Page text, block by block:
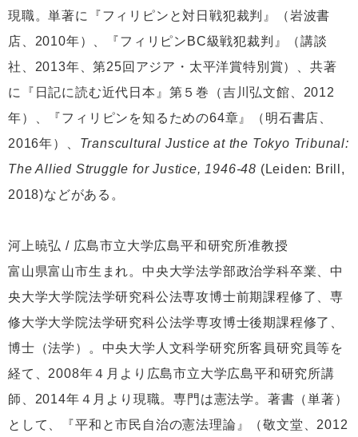
現職。単著に『フィリピンと対日戦犯裁判』（岩波書
店、2010年）、『フィリピンBC級戦犯裁判』（講談
社、2013年、第25回アジア・太平洋賞特別賞）、共著
に『日記に読む近代日本』第５巻（吉川弘文館、2012
年）、『フィリピンを知るための64章』（明石書店、
2016年）、 Transcultural Justice at the Tokyo Tribunal:
The Allied Struggle for Justice, 1946-48 (Leiden: Brill,
2018)などがある。
河上暁弘 / 広島市立大学広島平和研究所准教授
富山県富山市生まれ。中央大学法学部政治学科卒業、中
央大学大学院法学研究科公法専攻博士前期課程修了、専
修大学大学院法学研究科公法学専攻博士後期課程修了、
博士（法学）。中央大学人文科学研究所客員研究員等を
経て、2008年４月より広島市立大学広島平和研究所講
師、2014年４月より現職。専門は憲法学。著書（単著）
として、『平和と市民自治の憲法理論』（敬文堂、2012